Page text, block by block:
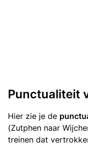
Punctualiteit
Hier zie je de
(Zutphen naar
treinen dat